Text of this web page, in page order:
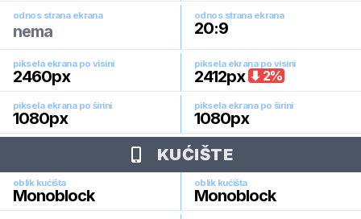
odnos strana ekrana
nema
odnos strana ekrana
20:9
piksela ekrana po visini
2460px
piksela ekrana po visini
2412px 2%
piksela ekrana po širini
1080px
piksela ekrana po širini
1080px
KUĆIŠTE
oblik kućišta
Monoblock
oblik kućišta
Monoblock